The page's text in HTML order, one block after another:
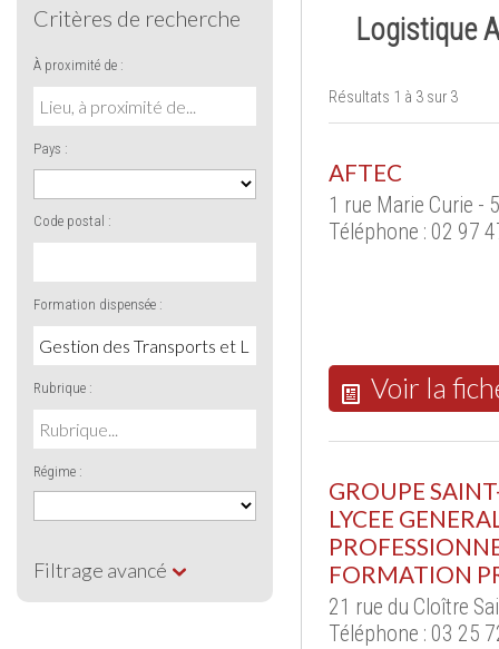
Critères de recherche
À proximité de :
Pays :
Code postal :
Formation dispensée :
Rubrique :
Régime :
Filtrage avancé
Logistique
Résultats 1 à 3 sur 3
AFTEC
1 rue Marie Curie -
Téléphone : 02 97
Voir la
GROUPE
LYCEE
FORMATION
21 rue du Cloître
Téléphone : 03 25